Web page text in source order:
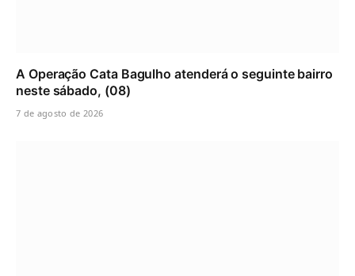
A Operação Cata Bagulho atenderá o seguinte bairro
neste sábado, (08)
7 de agosto de 2026